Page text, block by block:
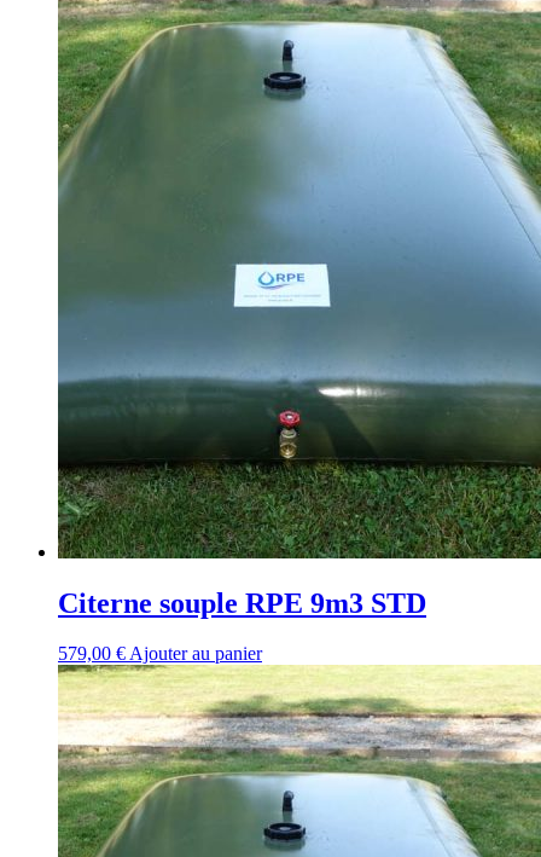
Citerne souple RPE 9m3 STD
579,00 €Ajouter au panier